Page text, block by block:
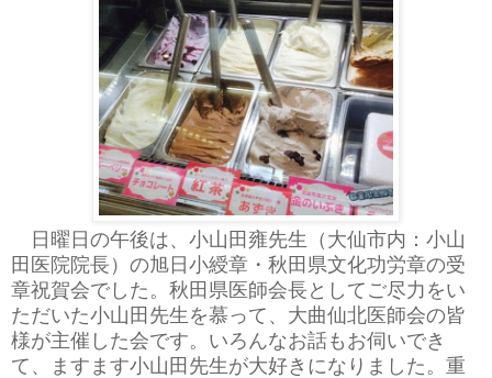
日曜日の午後は、小山田雍先生（大仙市内：小山
田医院院長）の旭日小綬章・秋田県文化功労章の受
章祝賀会でした。秋田県医師会長としてご尽力をい
ただいた小山田先生を慕って、大曲仙北医師会の皆
様が主催した会です。いろんなお話もお伺いでき
て、ますます小山田先生が大好きになりました。重